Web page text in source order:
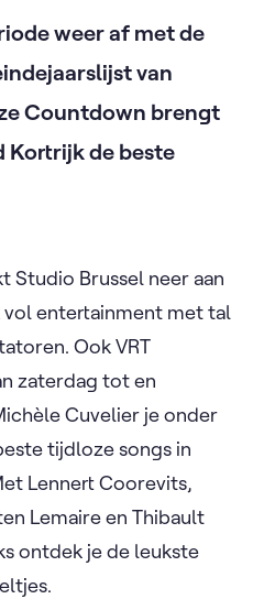
weer af met de
van
Countdown brengt
Kortrijk de beste
Studio Brussel neer aan
vol entertainment met tal
Ook VRT
zaterdag tot en
Cuvelier je onder
tijdloze songs in
Lennert Coorevits,
Lemaire en Thibault
ontdek je de leukste